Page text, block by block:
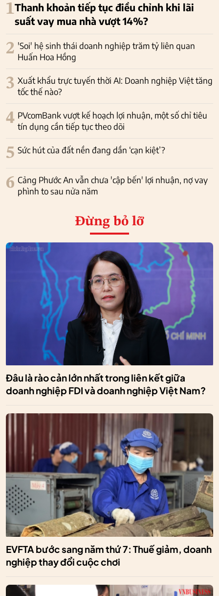
1Thanh khoản tiếp tục điều chỉnh khi lãi
suất vay mua nhà vượt 14%?
2 'Soi' hệ sinh thái doanh nghiệp trăm tỷ liên quan
Huấn Hoa Hồng
3 Xuất khẩu trực tuyến thời AI: Doanh nghiệp Việt tăng
tốc thế nào?
4 PVcomBank vượt kế hoạch lợi nhuận, một số chỉ tiêu
tín dụng cần tiếp tục theo dõi
5 Sức hút của đất nền đang dần ‘cạn kiệt’?
6 Cảng Phước An vẫn chưa 'cập bến' lợi nhuận, nợ vay
phình to sau nửa năm
Đừng bỏ lỡ
Đâu là rào cản lớn nhất trong liên kết giữa
doanh nghiệp FDI và doanh nghiệp Việt Nam?
EVFTA bước sang năm thứ 7: Thuế giảm, doanh
nghiệp thay đổi cuộc chơi